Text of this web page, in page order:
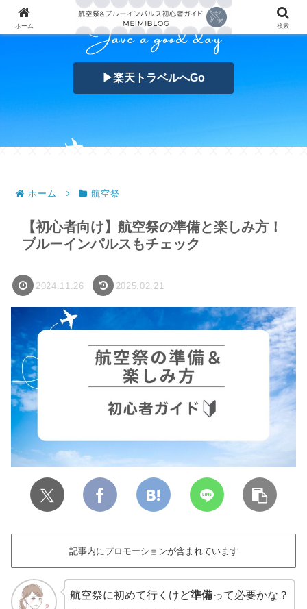
▶楽天トラベルへGo
ホーム 航空祭
【初心者向け】航空祭の準備と楽しみ方！
ブルーインパルスもチェック
2024.11.26 2025.02.21
記事内にプロモーションが含まれています
航空祭に初めて行くけど準備って必要かな？
ホーム 検索